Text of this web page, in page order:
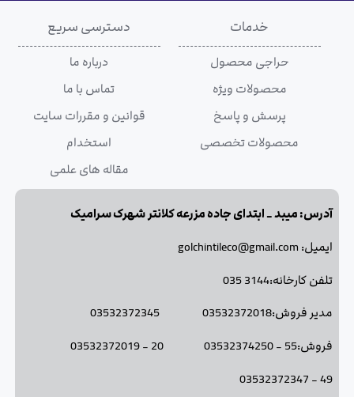
خدمات
حراجی محصول
محصولات ویژه
پرسش و پاسخ
محصولات تخصصی
دسترسی سریع
درباره ما
تماس با ما
قوانین و مقررات سایت
استخدام
مقاله های علمی
آدرس: میبد _ ابتدای جاده مزرعه کلانتر شهرک سرامیک
ایمیل: golchintileco@gmail.com
تلفن کارخانه:3144 035
مدیر فروش:03532372018 03532372345
فروش:55 - 03532374250 20 - 03532372019
49 - 03532372347